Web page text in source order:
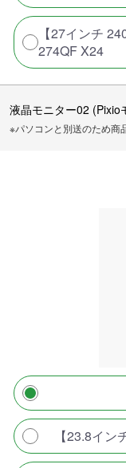
【27インチ
274QF X24
液晶モニター02 (Pixio
※パソコンと別送のため商
【23.8イ